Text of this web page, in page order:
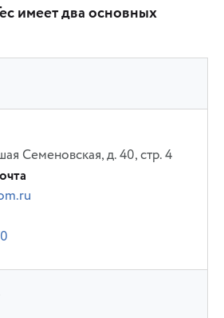
имеет два основных
Семеновская, д. 40, стр. 4